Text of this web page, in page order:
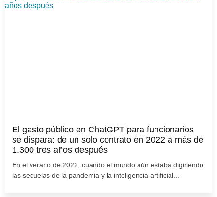
El gasto público en ChatGPT para funcionarios
se dispara: de un solo contrato en 2022 a más de
1.300 tres años después
En el verano de 2022, cuando el mundo aún estaba digiriendo
las secuelas de la pandemia y la inteligencia artificial...